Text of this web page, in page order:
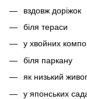
вздовж доріжок
біля тераси
у хвойних
біля паркану
як низький
у японських